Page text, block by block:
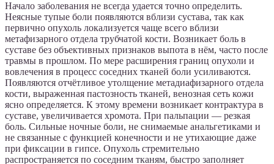
Начало заболевания не всегда удается точно определить.
Неясные тупые боли появляются вблизи сустава, так как
первично опухоль локализуется чаще всего вблизи
метафизарного отдела трубчатой кости. Возникает боль в
суставе без объективных признаков выпота в нём, часто после
травмы в прошлом. По мере расширения границ опухоли и
вовлечения в процесс соседних тканей боли усиливаются.
Появляются отчётливое утолщение метадиафизарного отдела
кости, выраженная пастозность тканей, венозная сеть кожи
ясно определяется. К этому времени возникает контрактура в
суставе, увеличивается хромота. При пальпации — резкая
боль. Сильные ночные боли, не снимаемые анальгетиками и
не связанные с функцией конечности и не утихающие даже
при фиксации в гипсе. Опухоль стремительно
распространяется по соседним тканям, быстро заполняет